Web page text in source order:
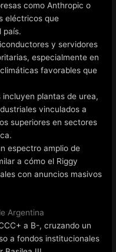
como Anthropic o
eléctricos que
país.
y servidores
especialmente en
favorables que
plantas de urea,
vinculados a
superiores en sectores
espectro amplio de
a cómo el Riggy
con anuncios masivos
Argentina
a B-, cruzando un
a fondos institucionales